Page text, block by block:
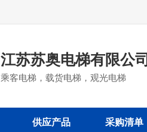
江苏苏奥电梯有限公司
乘客电梯，载货电梯，观光电梯
供应产品 采购清单